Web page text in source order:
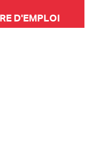
D'EMPLOI